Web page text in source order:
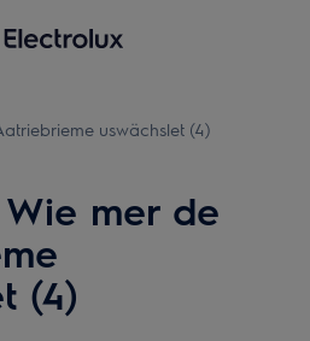
uswächslet (4)
mer de
(4)